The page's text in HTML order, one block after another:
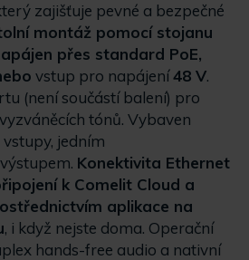
zajišťuje pevné a bezpečné
montáž pomocí stojanu
přes standard PoE,
vstup pro napájení48 V.
(není součástí balení) pro
tónů. Vybaven
jedním
Konektivita Ethernet
k Comelit Cloud a
aplikace na
, i když nejste doma. Operační
hands-free audio a nativní